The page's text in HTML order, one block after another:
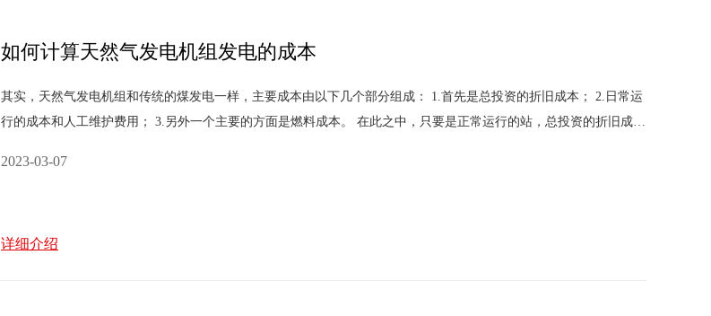
如何计算天然气发电机组发电的成本
其实，天然气发电机组和传统的煤发电一样，主要成本由以下几个部分组成： 1.首先是总投资的折旧成本； 2.日常运
行的成本和人工维护费用； 3.另外一个主要的方面是燃料成本。 在此之中，只要是正常运行的站，总投资的折旧成
2023-03-07
详细介绍